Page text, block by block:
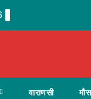
वाराणसी